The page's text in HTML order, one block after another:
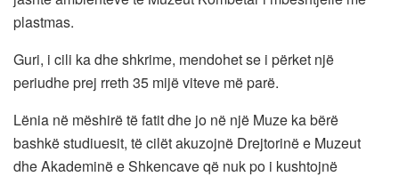
plastmas.
Guri, i cili ka dhe shkrime, mendohet se i përket një
periudhe prej rreth 35 mijë viteve më parë.
Lënia në mëshirë të fatit dhe jo në një Muze ka bërë
bashkë studiuesit, të cilët akuzojnë Drejtorinë e Muzeut
dhe Akademinë e Shkencave që nuk po i kushtojnë